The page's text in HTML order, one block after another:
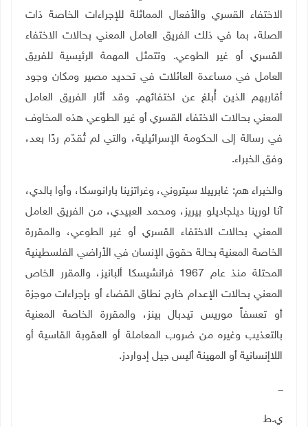
الاختفاء القسري والأفعال المماثلة للإجراءات الخاصة ذات
الصلة، بما في ذلك الفريق العامل المعني بحالات الاختفاء
القسري أو غير الطوعي. وتتمثل المهمة الرئيسية للفريق
العامل في مساعدة العائلات في تحديد مصير ومكان وجود
أقاربهم الذين أُبلغ عن اختفائهم. وقد أثار الفريق العامل
المعني بحالات الاختفاء القسري أو غير الطوعي هذه المخاوف
في رسالة إلى الحكومة الإسرائيلية، والتي لم تُقدّم ردًا بعد،
وفق الخبراء.
والخبراء هم: غابرييلا سيتروني، وغراتزينا بارانوسكا، وأوا بالدي،
آنا لورينا ديلجاديلو بيريز، ومحمد العبيدي، من الفريق العامل
المعني بحالات الاختفاء القسري أو غير الطوعي، والمقررة
الخاصة المعنية بحالة حقوق الإنسان في الأراضي الفلسطينية
المحتلة منذ عام 1967 فرانشيسكا ألبانيز، والمقرر الخاص
المعني بحالات الإعدام خارج نطاق القضاء أو بإجراءات موجزة
أو تعسفاً موريس تيدبال بينز، والمقررة الخاصة المعنية
بالتعذيب وغيره من ضروب المعاملة أو العقوبة القاسية أو
اللاإنسانية أو المهينة أليس جيل إدواردز.
ـــ
ي.ط